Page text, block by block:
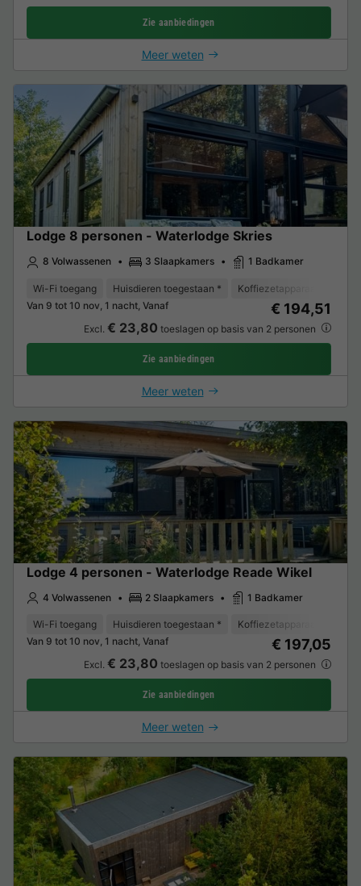
Zie aanbiedingen
Meer weten
Lodge 8 personen - Waterlodge Skries
8 Volwassenen 3 Slaapkamers 1 Badkamer
Wi-Fi toegang Huisdieren toegestaan * Koffiezetapparaat
Van 9 tot 10 nov, 1 nacht, Vanaf
€ 194,51
Excl. € 23,80 toeslagen op basis van 2 personen
Zie aanbiedingen
Meer weten
Lodge 4 personen - Waterlodge Reade Wikel
4 Volwassenen 2 Slaapkamers 1 Badkamer
Wi-Fi toegang Huisdieren toegestaan * Koffiezetapparaat
Van 9 tot 10 nov, 1 nacht, Vanaf
€ 197,05
Excl. € 23,80 toeslagen op basis van 2 personen
Zie aanbiedingen
Meer weten